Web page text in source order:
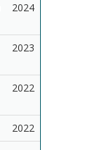
2024
2023
2022
2022